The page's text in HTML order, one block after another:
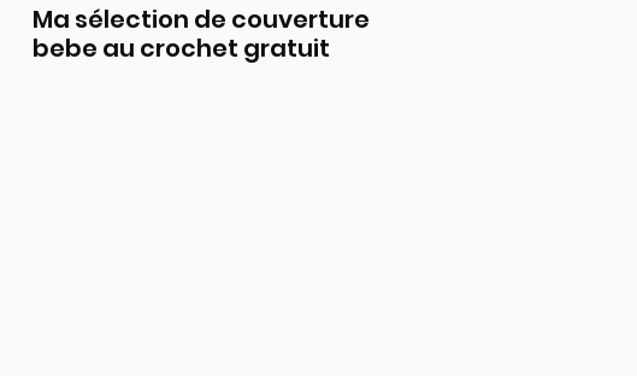
Ma sélection de couverture
bebe au crochet gratuit